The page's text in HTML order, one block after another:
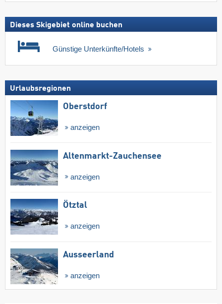
Dieses Skigebiet online buchen
Günstige Unterkünfte/Hotels
Urlaubsregionen
Oberstdorf
anzeigen
Altenmarkt-Zauchensee
anzeigen
Ötztal
anzeigen
Ausseerland
anzeigen